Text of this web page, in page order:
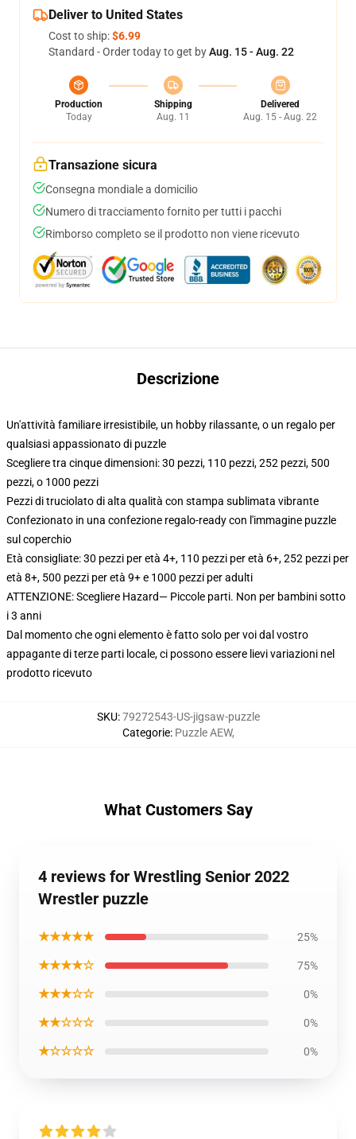
Deliver to United States
Cost to ship:$6.99
Standard - Order today to get byAug. 15 - Aug. 22
Production
Today
Shipping
Aug. 11
Delivered
Aug. 15 - Aug. 22
Transazione sicura
Consegna mondiale a domicilio
Numero di tracciamento fornito per tutti i pacchi
Rimborso completo se il prodotto non viene ricevuto
Descrizione
Un'attività familiare irresistibile, un hobby rilassante, o un regalo per
qualsiasi appassionato di puzzle
Scegliere tra cinque dimensioni: 30 pezzi, 110 pezzi, 252 pezzi, 500
pezzi, o 1000 pezzi
Pezzi di truciolato di alta qualità con stampa sublimata vibrante
Confezionato in una confezione regalo-ready con l'immagine puzzle
sul coperchio
Età consigliate: 30 pezzi per età 4+, 110 pezzi per età 6+, 252 pezzi per
età 8+, 500 pezzi per età 9+ e 1000 pezzi per adulti
ATTENZIONE: Scegliere Hazard— Piccole parti. Non per bambini sotto
i 3 anni
Dal momento che ogni elemento è fatto solo per voi dal vostro
appagante di terze parti locale, ci possono essere lievi variazioni nel
prodotto ricevuto
SKU:79272543-US-jigsaw-puzzle
Categorie: Puzzle AEW,
What Customers Say
4 reviews for Wrestling Senior 2022
Wrestler puzzle
★★★★★ 25%
★★★★☆ 75%
★★★☆☆ 0%
★★☆☆☆ 0%
★☆☆☆☆ 0%